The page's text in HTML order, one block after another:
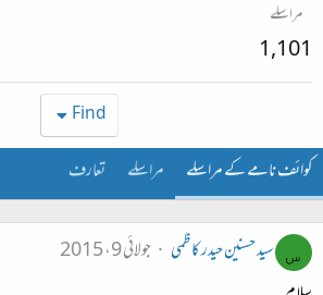
مراسلے
1,101
Find
کوائف نامے کے مراسلے مراسلے تعارف
س سید حسنین حیدر کاظمی
جولائی 9، 2015